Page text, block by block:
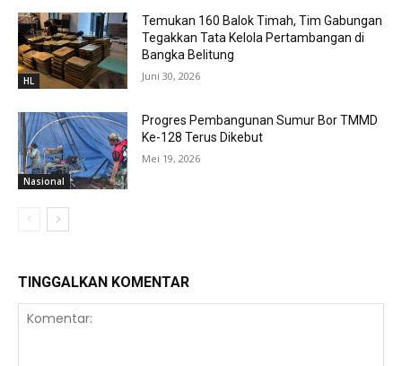
HL
Temukan 160 Balok Timah, Tim Gabungan
Tegakkan Tata Kelola Pertambangan di
Bangka Belitung
Juni 30, 2026
Nasional
Progres Pembangunan Sumur Bor TMMD
Ke-128 Terus Dikebut
Mei 19, 2026
TINGGALKAN KOMENTAR